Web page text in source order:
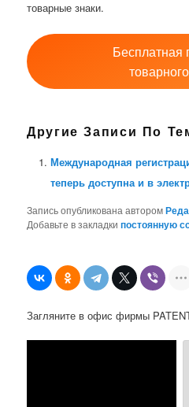
товарные знаки.
Бесплатная
Другие Записи По
Международная
теперь доступна и в
Запись опубликована автором
Добавьте в закладкипостоянную
Загляните в офис фирмы